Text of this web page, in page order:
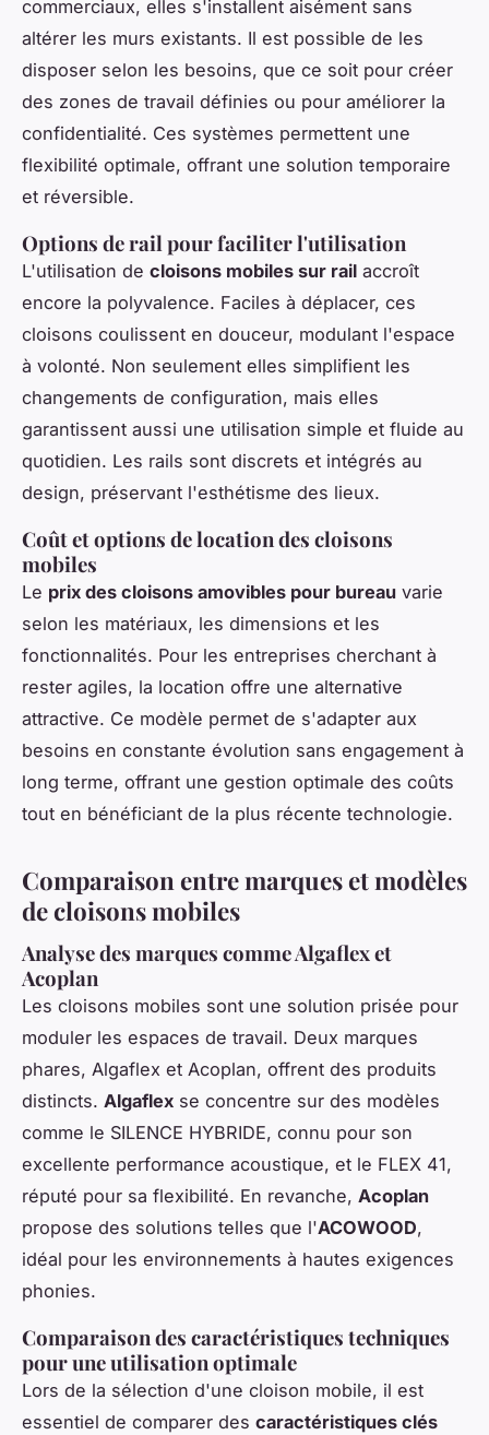
commerciaux, elles s'installent aisément sans
altérer les murs existants. Il est possible de les
disposer selon les besoins, que ce soit pour créer
des zones de travail définies ou pour améliorer la
confidentialité. Ces systèmes permettent une
flexibilité optimale, offrant une solution temporaire
et réversible.
Options de rail pour faciliter l'utilisation
L'utilisation de cloisons mobiles sur rail accroît
encore la polyvalence. Faciles à déplacer, ces
cloisons coulissent en douceur, modulant l'espace
à volonté. Non seulement elles simplifient les
changements de configuration, mais elles
garantissent aussi une utilisation simple et fluide au
quotidien. Les rails sont discrets et intégrés au
design, préservant l'esthétisme des lieux.
Coût et options de location des cloisons
mobiles
Le prix des cloisons amovibles pour bureau varie
selon les matériaux, les dimensions et les
fonctionnalités. Pour les entreprises cherchant à
rester agiles, la location offre une alternative
attractive. Ce modèle permet de s'adapter aux
besoins en constante évolution sans engagement à
long terme, offrant une gestion optimale des coûts
tout en bénéficiant de la plus récente technologie.
Comparaison entre marques et modèles
de cloisons mobiles
Analyse des marques comme Algaflex et
Acoplan
Les cloisons mobiles sont une solution prisée pour
moduler les espaces de travail. Deux marques
phares, Algaflex et Acoplan, offrent des produits
distincts. Algaflex se concentre sur des modèles
comme le SILENCE HYBRIDE, connu pour son
excellente performance acoustique, et le FLEX 41,
réputé pour sa flexibilité. En revanche, Acoplan
propose des solutions telles que l'ACOWOOD,
idéal pour les environnements à hautes exigences
phonies.
Comparaison des caractéristiques techniques
pour une utilisation optimale
Lors de la sélection d'une cloison mobile, il est
essentiel de comparer des caractéristiques clés